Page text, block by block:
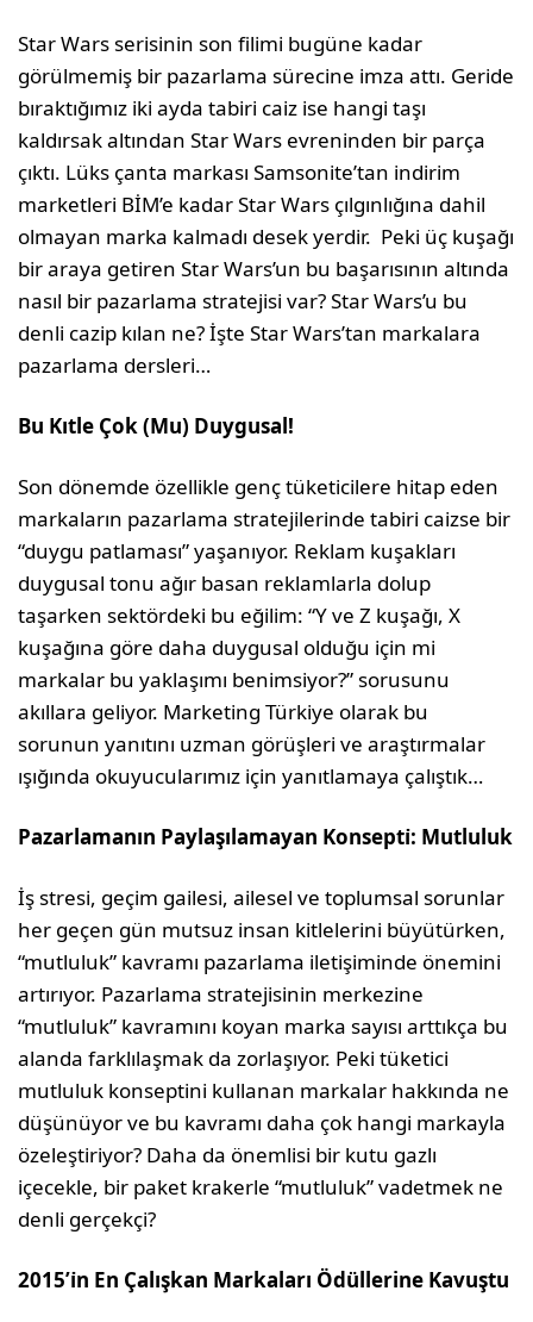
Star Wars serisinin son filimi bugüne kadar
görülmemiş bir pazarlama sürecine imza attı. Geride
bıraktığımız iki ayda tabiri caiz ise hangi taşı
kaldırsak altından Star Wars evreninden bir parça
çıktı. Lüks çanta markası Samsonite’tan indirim
marketleri BİM’e kadar Star Wars çılgınlığına dahil
olmayan marka kalmadı desek yerdir. Peki üç kuşağı
bir araya getiren Star Wars’un bu başarısının altında
nasıl bir pazarlama stratejisi var? Star Wars’u bu
denli cazip kılan ne? İşte Star Wars’tan markalara
pazarlama dersleri…
Bu Kıtle Çok (Mu) Duygusal!
Son dönemde özellikle genç tüketicilere hitap eden
markaların pazarlama stratejilerinde tabiri caizse bir
“duygu patlaması” yaşanıyor. Reklam kuşakları
duygusal tonu ağır basan reklamlarla dolup
taşarken sektördeki bu eğilim: “Y ve Z kuşağı, X
kuşağına göre daha duygusal olduğu için mi
markalar bu yaklaşımı benimsiyor?” sorusunu
akıllara geliyor. Marketing Türkiye olarak bu
sorunun yanıtını uzman görüşleri ve araştırmalar
ışığında okuyucularımız için yanıtlamaya çalıştık…
Pazarlamanın Paylaşılamayan Konsepti̇: Mutluluk
İş stresi, geçim gailesi, ailesel ve toplumsal sorunlar
her geçen gün mutsuz insan kitlelerini büyütürken,
“mutluluk” kavramı pazarlama iletişiminde önemini
artırıyor. Pazarlama stratejisinin merkezine
“mutluluk” kavramını koyan marka sayısı arttıkça bu
alanda farklılaşmak da zorlaşıyor. Peki tüketici
mutluluk konseptini kullanan markalar hakkında ne
düşünüyor ve bu kavramı daha çok hangi markayla
özeleştiriyor? Daha da önemlisi bir kutu gazlı
içecekle, bir paket krakerle “mutluluk” vadetmek ne
denli gerçekçi?
2015’i̇n En Çalışkan Markaları Ödüllerine Kavuştu